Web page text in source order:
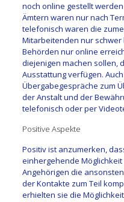
noch online gestellt
Ämtern waren nur nach
telefonisch waren die
Mitarbeitenden nur schwer
Behörden nur online
diejenigen machen sollen,
Ausstattung verfügen.
Übergabegespräche zum
der Anstalt und der
telefonisch oder per
Positive Aspekte
Positiv ist anzumerken,
einhergehende
Angehörigen die
der Kontakte zum Teil
erhielten sie die